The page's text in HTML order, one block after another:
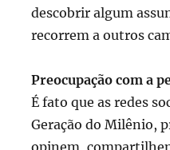
descobrir algum
recorrem a outros
Preocupação com a
É fato que as redes
Geração do Milênio,